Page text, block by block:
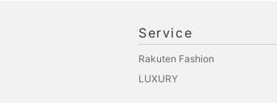
Service
Rakuten Fashion
LUXURY